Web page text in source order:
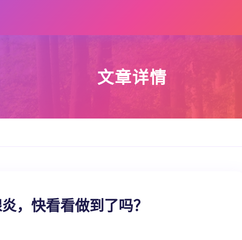
文章详情
，快看看做到了吗？